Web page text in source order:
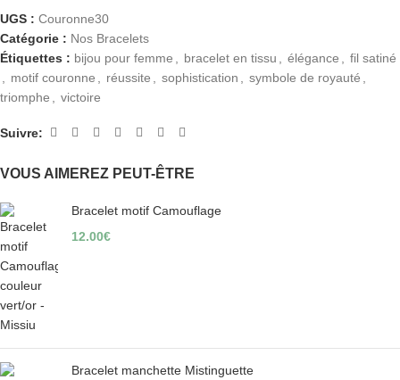
UGS : Couronne30
Catégorie : Nos Bracelets
Étiquettes : bijou pour femme bracelet en tissu élégance
fil satiné
motif couronne réussite sophistication symbole de royauté
triomphe
victoire
Suivre:
VOUS AIMEREZ PEUT-ÊTRE
Bracelet motif Camouflage
12.00€
Bracelet manchette Mistinguette